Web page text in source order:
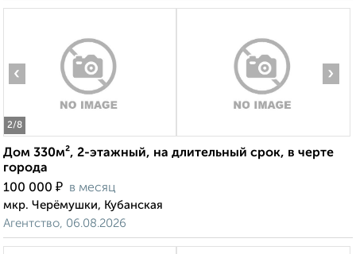
2/8
‹ ›
Дом 330м², 2-этажный, на длительный срок, в черте
города
100 000 ₽ в месяц
мкр. Черёмушки, Кубанская
Агентство, 06.08.2026